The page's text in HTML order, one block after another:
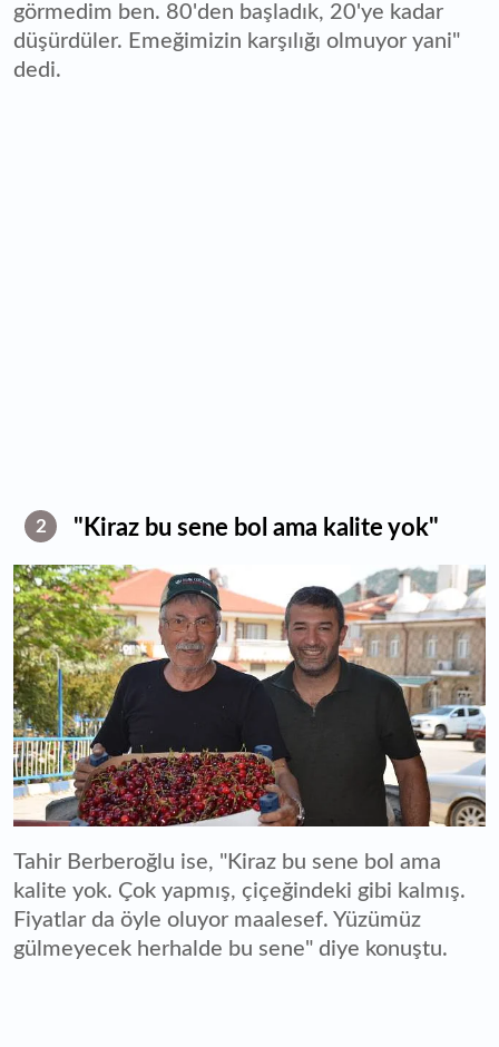
görmedim ben. 80'den başladık, 20'ye kadar
düşürdüler. Emeğimizin karşılığı olmuyor yani"
dedi.
2 "Kiraz bu sene bol ama kalite yok"
Tahir Berberoğlu ise, "Kiraz bu sene bol ama
kalite yok. Çok yapmış, çiçeğindeki gibi kalmış.
Fiyatlar da öyle oluyor maalesef. Yüzümüz
gülmeyecek herhalde bu sene" diye konuştu.